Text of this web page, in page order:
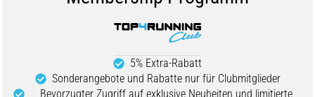
die…
5% Extra-Rabatt
Sonderangebote und Rabatte nur für Clubmitglieder
Bevorzugter Zugriff auf exklusive Neuheiten und limitierte